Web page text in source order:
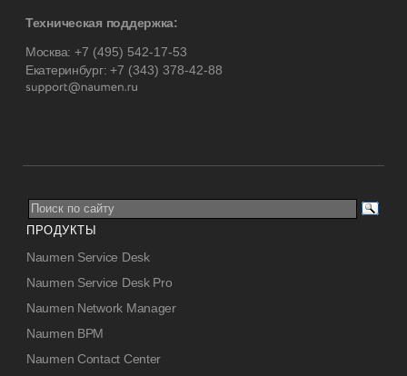
Техническая поддержка:
Москва: +7 (495) 542-17-53
Екатеринбург:+7 (343) 378-42-88
ПРОДУКТЫ
Naumen Service Desk
Naumen Service Desk Pro
Naumen Network Manager
Naumen BPM
Naumen Contact Center